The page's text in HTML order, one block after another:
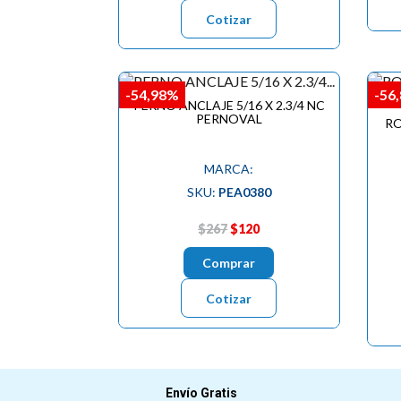
Cotizar
PERNO ANCLAJE 5/16 X 2.3/4 NC
PERNOVAL
MARCA:
SKU: PEA0380
$267$120
Comprar
Cotizar
-54,98% -
Envío Gratis